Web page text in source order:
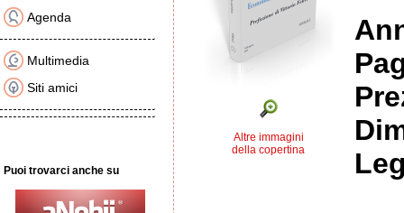
Agenda
Multimedia
Siti amici
Puoi trovarci anche su
Altre immagini
della copertina